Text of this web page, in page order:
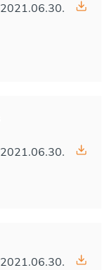
2021.06.30.
2021.06.30.
2021.06.30.